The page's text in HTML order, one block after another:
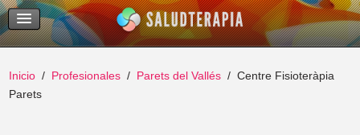
Temas Recientes
Buscar
Inicio Profesionales Parets del Vallés
Centre Fisioteràpia
Parets